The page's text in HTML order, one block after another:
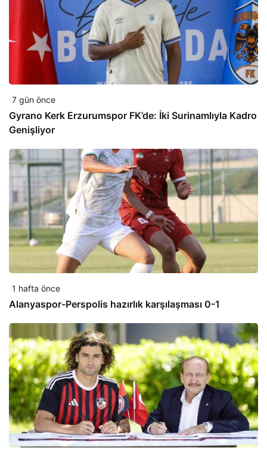
7 gün önce
Gyrano Kerk Erzurumspor FK’de: İki Surinamlıyla Kadro
Genişliyor
1 hafta önce
Alanyaspor-Perspolis hazırlık karşılaşması 0-1